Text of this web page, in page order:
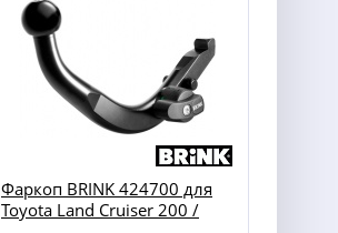
Фаркоп BRINK 424700 для
Toyota Land Cruiser 200 /